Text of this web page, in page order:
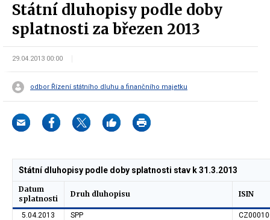
Státní dluhopisy podle doby
splatnosti za březen 2013
29.04.2013 00:00
odbor Řízení státního dluhu a finančního majetku
Datum
splatnosti
Druh dluhopisu ISIN
Státní dluhopisy podle doby splatnosti stav k 31.3.2013
5.04.2013 SPP